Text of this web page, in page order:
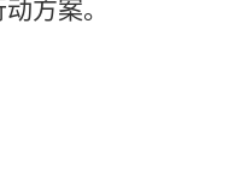
方案。